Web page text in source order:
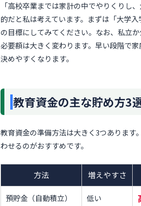
「高校卒業までは家計の中でやりくりし
的だと私は考えています。まずは「大学
の目標にしてみてください。なお、私立
必要額は大きく変わります。早い段階で
決めやすくなります。
教育資金の主な貯め方3
教育資金の準備方法は大きく3つあります
わせるのがおすすめです。
方法 増えやすさ
預貯金（自動積立） 低い